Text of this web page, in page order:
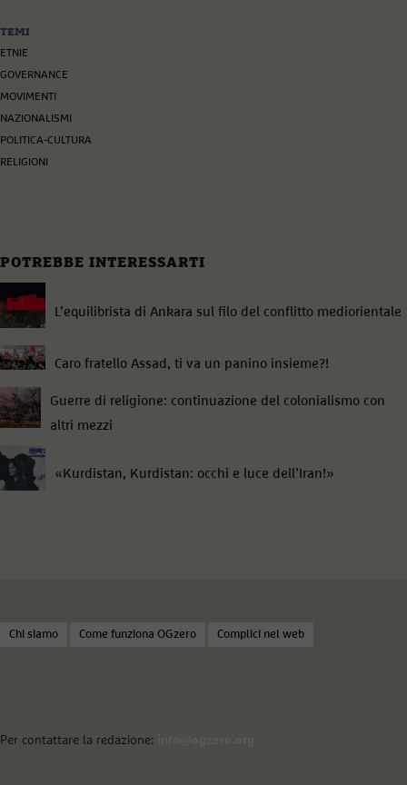
TEMI
ETNIE
GOVERNANCE
MOVIMENTI
NAZIONALISMI
POLITICA-CULTURA
RELIGIONI
POTREBBE INTERESSARTI
L’equilibrista di Ankara sul filo del conflitto mediorientale
Caro fratello Assad, ti va un panino insieme?!
Guerre di religione: continuazione del colonialismo con
altri mezzi
«Kurdistan, Kurdistan: occhi e luce dell’Iran!»
Chi siamo Come funziona OGzero Complici nel web
Per contattare la redazione: